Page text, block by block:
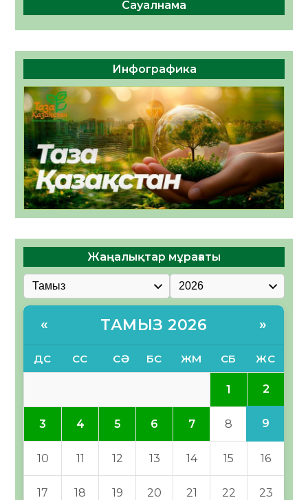
Сауалнама
Инфографика
Жаңалықтар мұрағаты
« ТАМЫЗ 2026 »
ДС СС СӘ БС ЖМ СБ ЖС
1 2
3 4 5 6 7 8 9
10 11 12 13 14 15 16
17 18 19 20 21 22 23